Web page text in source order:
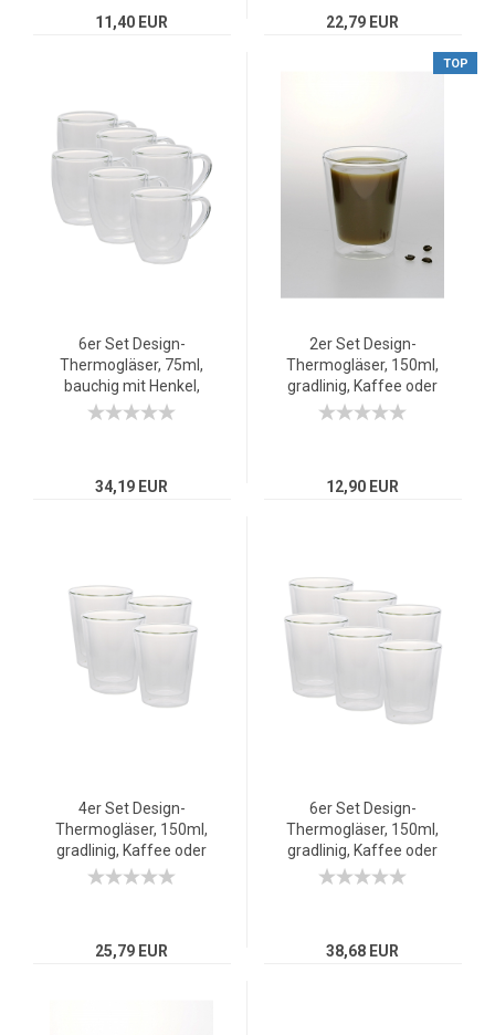
11,40 EUR 22,79 EUR
6er Set Design-
Thermogläser, 75ml,
bauchig mit Henkel,
Espresso,
34,19 EUR
TOP
2er Set Design-
Thermogläser, 150ml,
gradlinig, Kaffee oder
Tee, doppelwandiges
12,90 EUR
4er Set Design-
Thermogläser, 150ml,
gradlinig, Kaffee oder
Tee, doppelwandiges
25,79 EUR
6er Set Design-
Thermogläser, 150ml,
gradlinig, Kaffee oder
Tee, doppelwandiges
38,68 EUR